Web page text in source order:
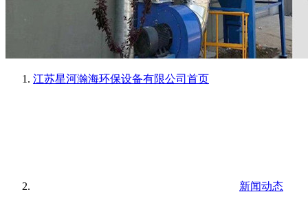
江苏星河瀚海环保设备有限公司 首页
新闻动态